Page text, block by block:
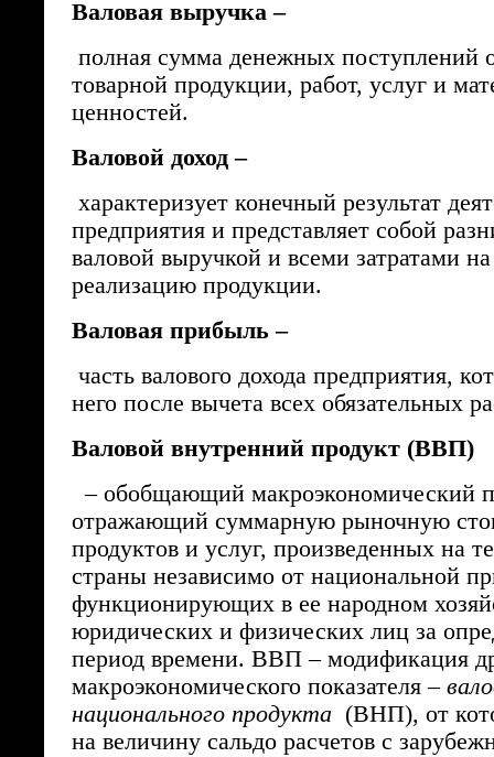
Валовая выручка –
полная сумма денежных поступлений
товарной продукции, работ, услуг и
ценностей.
Валовой доход –
характеризует конечный результат
предприятия и представляет собой
валовой выручкой и всеми затратами
реализацию продукции.
Валовая прибыль –
часть валового дохода предприятия,
него после вычета всех обязательных
Валовой внутренний продукт (ВВП)
– обобщающий макроэкономический
отражающий суммарную рыночную
продуктов и услуг, произведенных на
страны независимо от национальной
функционирующих в ее народном
юридических и физических лиц за
период времени. ВВП – модификация
макроэкономического показателя –
национального продукта (ВНП), от
на величину сальдо расчетов с